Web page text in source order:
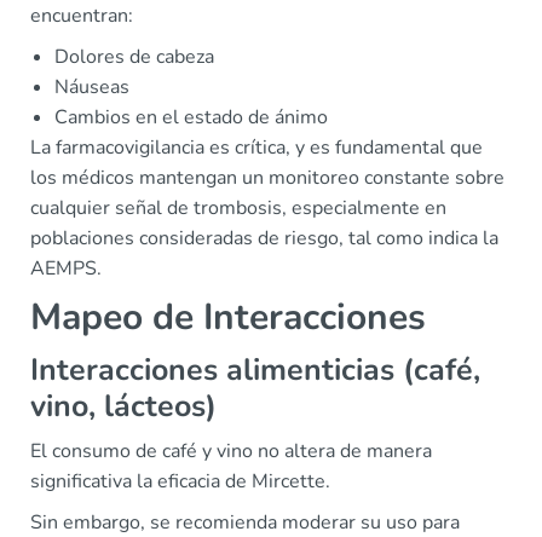
encuentran:
Dolores de cabeza
Náuseas
Cambios en el estado de ánimo
La farmacovigilancia es crítica, y es fundamental que
los médicos mantengan un monitoreo constante sobre
cualquier señal de trombosis, especialmente en
poblaciones consideradas de riesgo, tal como indica la
AEMPS.
Mapeo de Interacciones
Interacciones alimenticias (café,
vino, lácteos)
El consumo de café y vino no altera de manera
significativa la eficacia de Mircette.
Sin embargo, se recomienda moderar su uso para